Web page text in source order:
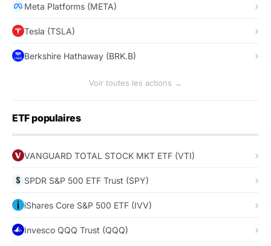
Meta Platforms (META)
Tesla (TSLA)
Berkshire Hathaway (BRK.B)
Voir toutes les actions →
ETF populaires
VANGUARD TOTAL STOCK MKT ETF (VTI)
SPDR S&P 500 ETF Trust (SPY)
iShares Core S&P 500 ETF (IVV)
Invesco QQQ Trust (QQQ)